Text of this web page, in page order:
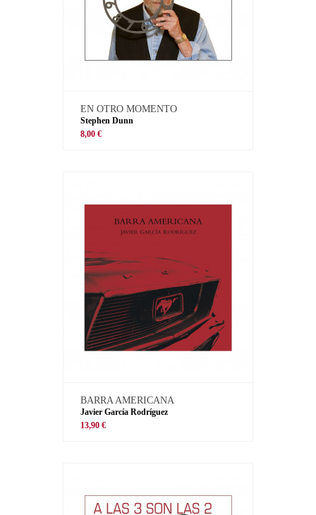
EN OTRO MOMENTO
Stephen Dunn
8,00 €
BARRA AMERICANA
Javier García Rodríguez
13,90 €